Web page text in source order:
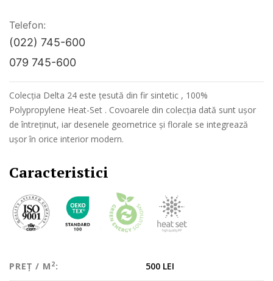
Telefon:
(022) 745-600
079 745-600
Colecția Delta 24 este țesută din fir sintetic , 100%
Polypropylene Heat-Set . Covoarele din colecția dată sunt ușor
de întreținut, iar desenele geometrice și florale se integrează
ușor în orice interior modern.
Caracteristici
PREȚ / M 2: 500 LEI